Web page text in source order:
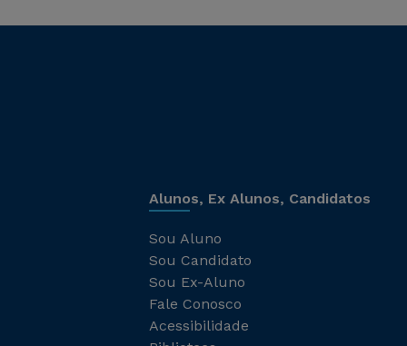
Alunos, Ex Alunos, Candidatos
Sou Aluno
Sou Candidato
Sou Ex-Aluno
Fale Conosco
Acessibilidade